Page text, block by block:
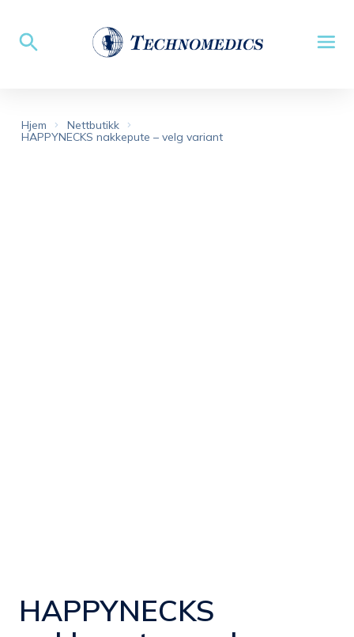
Hjem
Nettbutikk
HAPPYNECKS nakkepute – velg variant
HAPPYNECKS